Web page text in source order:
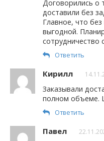
Договорились о
доставили без
Главное, что
выгодной.
сотрудничество
Ответить
Кирилл
Заказывали
полном объеме.
Ответить
Павел